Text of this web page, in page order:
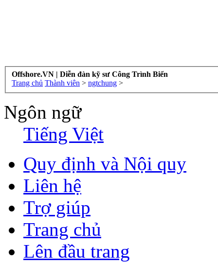
Offshore.VN | Diễn đàn kỹ sư Công Trình Biển
Trang chủ Thành viên > ngtchung >
Ngôn ngữ
Tiếng Việt
Quy định và Nội quy
Liên hệ
Trợ giúp
Trang chủ
Lên đầu trang